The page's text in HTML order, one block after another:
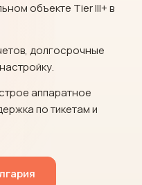
объекте Tier III+ в
долгосрочные
аппаратное
по тикетам и